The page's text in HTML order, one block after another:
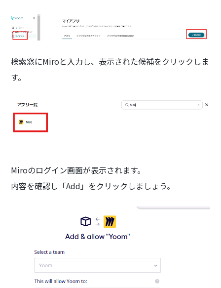
検索窓にMiroと入力し、表示された候補をクリックしま
す。
Miroのログイン画面が表示されます。
内容を確認し「Add」をクリックしましょう。